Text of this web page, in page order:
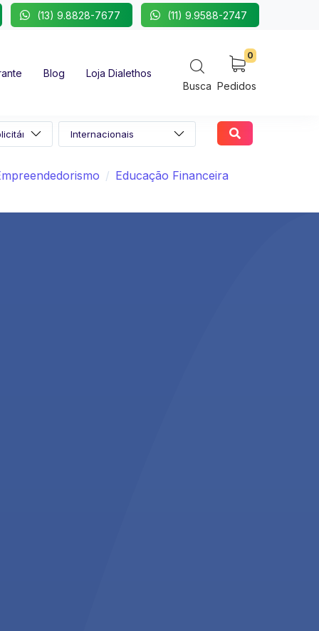
(13) 9.8828-7677 (11) 9.9588-2747
Blog
Loja Dialethos
Busca
0
Pedidos
Educação Financeira